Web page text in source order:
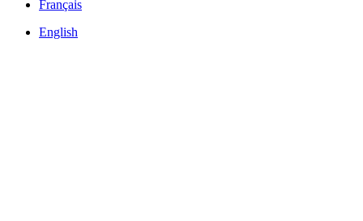
Français
English